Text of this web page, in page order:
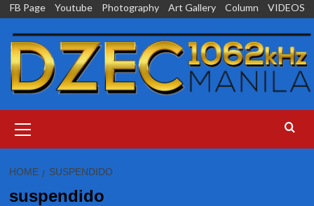
Skip
content
FB Page Youtube Photography Art Gallery Column VIDEOS
Menu
HOME SUSPENDIDO
suspendido